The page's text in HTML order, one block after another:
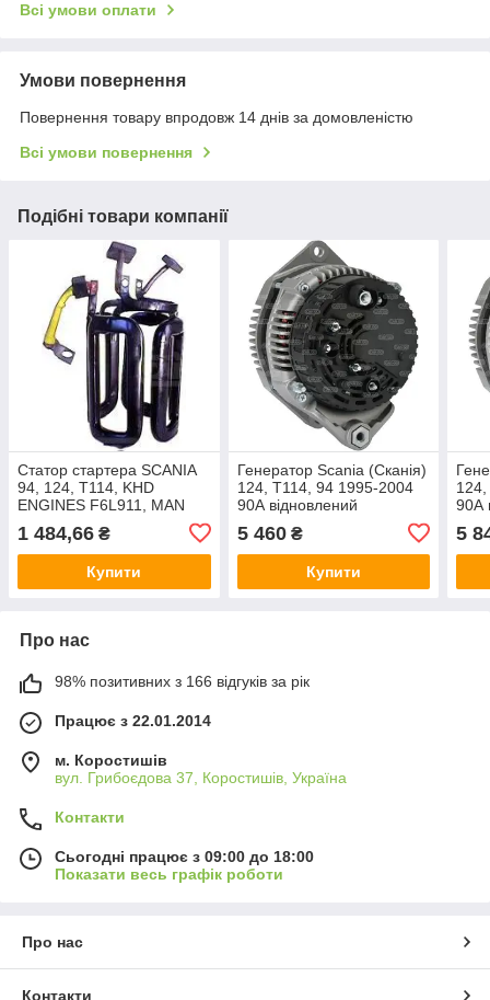
Всі умови оплати
Умови повернення
Повернення товару впродовж 14 днів за домовленістю
Всі умови повернення
Подібні товари компанії
Статор стартера SCANIA
94, 124, T114, KHD
ENGINES F6L911, MAN
1 484,66 ₴
Купити
Генератор Scania (Сканія)
124, T114, 94 1995-2004
90А відновлений
5 460₴
Купити
90А
5
Про нас
98% позитивних з 166 відгуків за рік
Працює з 22.01.2014
м. Коростишів
вул. Грибоєдова 37, Коростишів, Україна
Контакти
Сьогодні працює з 09:00 до 18:00
Показати весь графік роботи
Про нас
Контакти